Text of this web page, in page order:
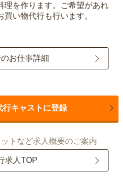
理を作ります。ご希望があれ
買い物代行も行います。
お仕事詳細
行キャストに登録
トなど求人概要のご案内
求人TOP